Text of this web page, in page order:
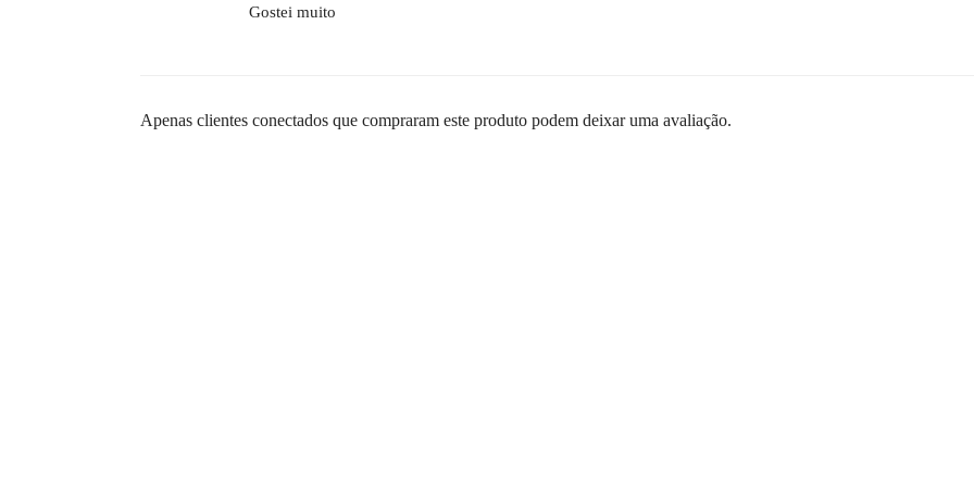
Gostei muito
Apenas clientes conectados que compraram este produto podem deixar uma avaliação.